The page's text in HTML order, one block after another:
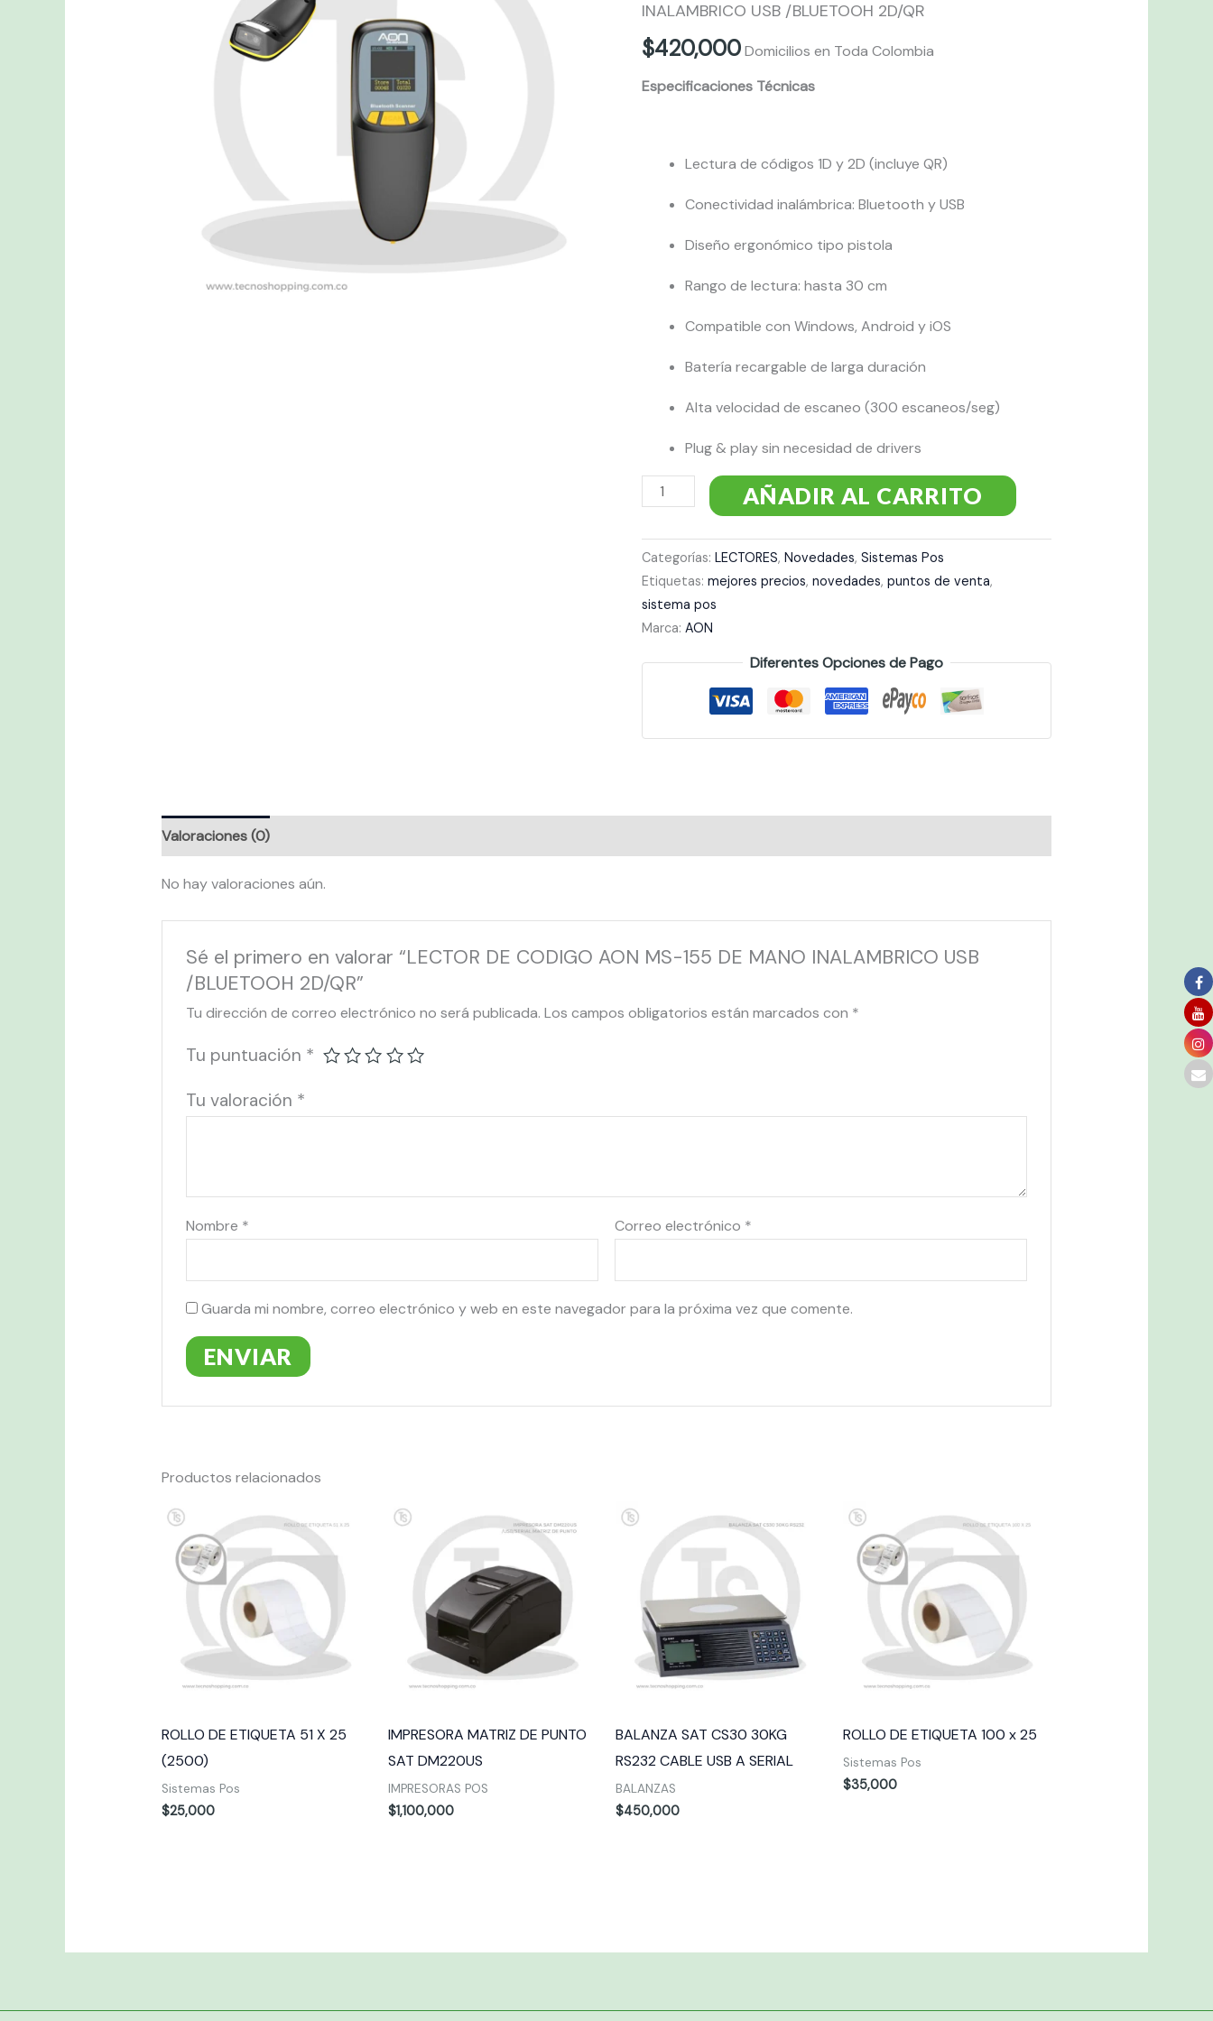
INALAMBRICO USB /BLUETOOH 2D/QR
$420,000 Domicilios en Toda Colombia
Especificaciones Técnicas
Lectura de códigos 1D y 2D (incluye QR)
Conectividad inalámbrica: Bluetooth y USB
Diseño ergonómico tipo pistola
Rango de lectura: hasta 30 cm
Compatible con Windows, Android y iOS
Batería recargable de larga duración
Alta velocidad de escaneo (300 escaneos/seg)
Plug & play sin necesidad de drivers
MS-
155
DE
MANO
/BLUETOOH
AÑADIR AL CARRITO
Categorías:LECTORES,Novedades,Sistemas Pos
Etiquetas:mejores precios,novedades,puntos de venta,
sistema pos
Marca:AON
Diferentes Opciones de Pago
Valoraciones (0)
No hay valoraciones aún.
Sé el primero en valorar “LECTOR DE CODIGO AON MS-155 DE MANO INALAMBRICO USB
/BLUETOOH 2D/QR”
Tu dirección de correo electrónico no será publicada. Los campos obligatorios están marcados con *
Tu puntuación *
Tu valoración *
Nombre * Correo electrónico *
Guarda mi nombre, correo electrónico y web en este navegador para la próxima vez que comente.
Productos relacionados
ROLLO DE ETIQUETA 51 X 25
(2500)
Sistemas Pos
$25,000
IMPRESORA MATRIZ DE PUNTO
SAT DM220US
IMPRESORAS POS
$1,100,000
BALANZA SAT CS30 30KG
RS232 CABLE USB A SERIAL
BALANZAS
$450,000
ROLLO DE ETIQUETA 100 x 25
Sistemas Pos
$35,000